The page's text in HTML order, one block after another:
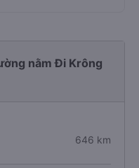
nằm Đi Krông
646 km